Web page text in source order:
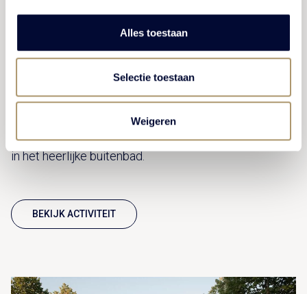
Alles toestaan
Selectie toestaan
Weigeren
Bosbad Putten
Een zwemoase die garant staat voor urenlang
waterplezier en genot. Dat is Bosbad Putten. Neem
een duik in het subtropisch zwembad of bij mooi weer
in het heerlijke buitenbad.
BEKIJK ACTIVITEIT